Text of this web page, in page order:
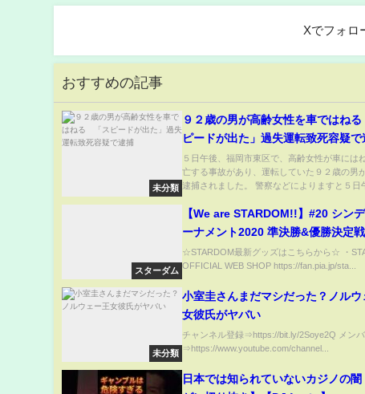
Xでフォロ
おすすめの記事
未分類
９２歳の男が高齢女性を車ではね
ピードが出た」過失運転致死容疑で
５日午後、福岡市東区で、高齢女性が車には
亡する事故があり、運転していた９２歳の男
逮捕されました。 警察などによりますと５日
スターダム
【We are STARDOM!!】#20 シン
ーナメント2020 準決勝&優勝決定
後楽園- ～世界が注目！女子プロレ
（毎週土曜ゴールデンタイムに放送
☆STARDOM最新グッズはこちらから☆ ・
OFFICIAL WEB SHOP https://fan.pia.jp/sta...
未分類
小室圭さんまだマシだった？ノルウ
女彼氏がヤバい
チャンネル登録⇒https://bit.ly/2Soye2Q メン
⇒https://www.youtube.com/channel...
日本では知られていないカジノの闇